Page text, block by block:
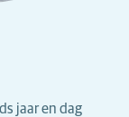
jaar en dag